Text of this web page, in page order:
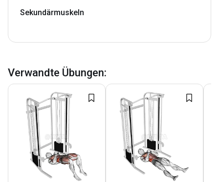
Sekundärmuskeln
Verwandte Übungen: